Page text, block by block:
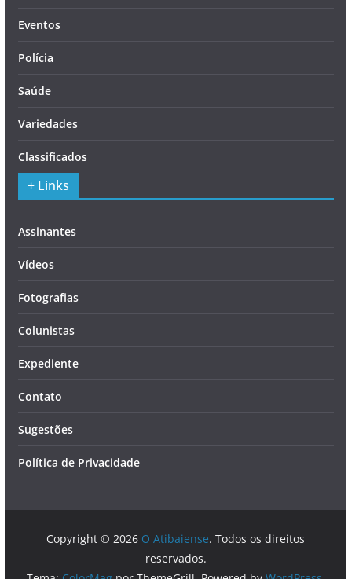
Eventos
Polícia
Saúde
Variedades
Classificados
+ Links
Assinantes
Vídeos
Fotografias
Colunistas
Expediente
Contato
Sugestões
Política de Privacidade
Copyright © 2026 O Atibaiense. Todos os direitos
reservados.